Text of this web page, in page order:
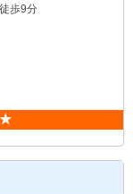
歩9分